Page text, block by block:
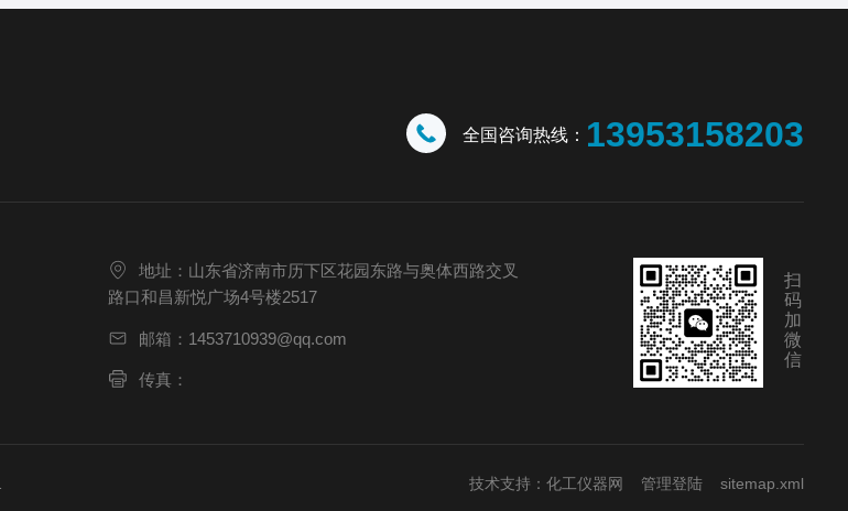
全国咨询热线： 13953158203
地址：山东省济南市历下区花园东路与奥体西路交叉
路口和昌新悦广场4号楼2517
邮箱：1453710939@qq.com
传真：
扫
码
加
微
信
技术支持： 化工仪器网 管理登陆 sitemap.xml